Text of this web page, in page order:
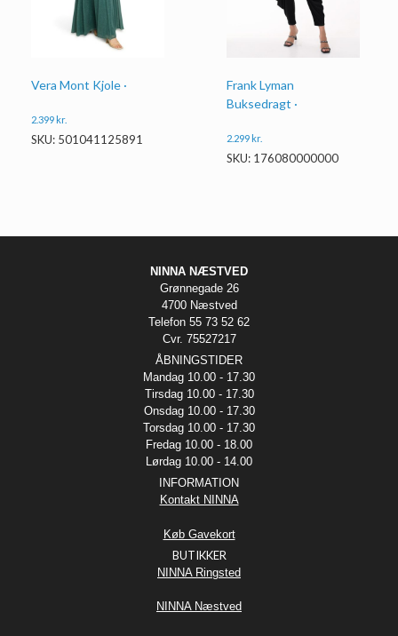
Vera Mont Kjole ·
2.399kr.
SKU: 501041125891
Frank Lyman
Buksedragt ·
2.299kr.
SKU: 176080000000
NINNA NÆSTVED
Grønnegade 26
4700 Næstved
Telefon 55 73 52 62
Cvr. 75527217
ÅBNINGSTIDER
Mandag 10.00 - 17.30
Tirsdag 10.00 - 17.30
Onsdag 10.00 - 17.30
Torsdag 10.00 - 17.30
Fredag 10.00 - 18.00
Lørdag 10.00 - 14.00
INFORMATION
Kontakt NINNA
Køb Gavekort
BUTIKKER
NINNA Ringsted
NINNA Næstved